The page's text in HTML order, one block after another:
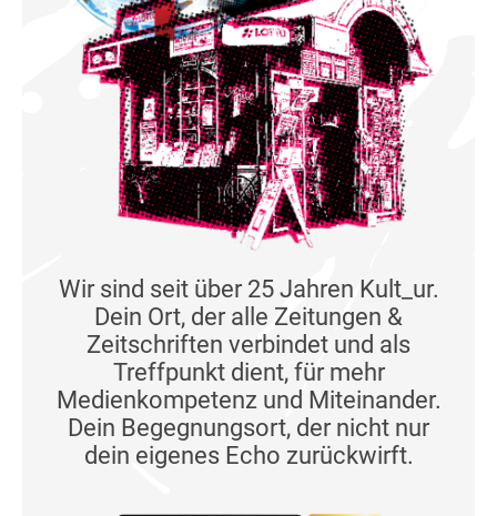
Wir sind seit über 25 Jahren Kult_ur.
Dein Ort, der alle Zeitungen &
Zeitschriften verbindet und als
Treffpunkt dient, für mehr
Medienkompetenz und Miteinander.
Dein Begegnungsort, der nicht nur
dein eigenes Echo zurückwirft.